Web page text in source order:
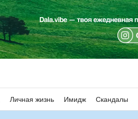
Личная жизнь Имидж Скандалы